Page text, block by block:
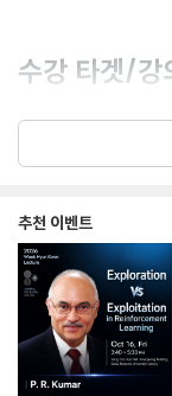
수강 타겟/강
지식공유자가
주니어 게임기획자
게임사업PM 지망생
게임기획 관련 대학
게임기획 이직 준비생
수강생의 고민
추천 이벤트